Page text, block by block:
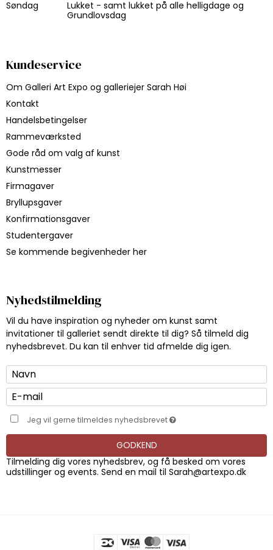
Søndag
Lukket - samt lukket på alle helligdage og
Grundlovsdag
Kundeservice
Om Galleri Art Expo og galleriejer Sarah Høi
Kontakt
Handelsbetingelser
Rammeværksted
Gode råd om valg af kunst
Kunstmesser
Firmagaver
Bryllupsgaver
Konfirmationsgaver
Studentergaver
Se kommende begivenheder her
Nyhedstilmelding
Vil du have inspiration og nyheder om kunst samt
invitationer til galleriet sendt direkte til dig? Så tilmeld dig
nyhedsbrevet. Du kan til enhver tid afmelde dig igen.
Jeg vil gerne tilmeldes nyhedsbrevet
GODKEND
Tilmelding dig vores nyhedsbrev, og få besked om vores
udstillinger og events. Send en mail til Sarah@artexpo.dk